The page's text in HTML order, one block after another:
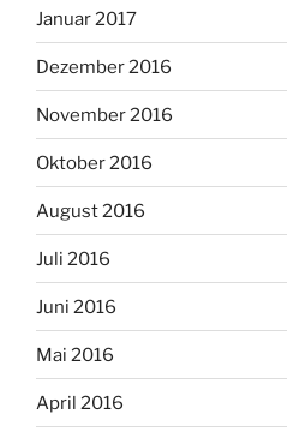
Januar 2017
Dezember 2016
November 2016
Oktober 2016
August 2016
Juli 2016
Juni 2016
Mai 2016
April 2016